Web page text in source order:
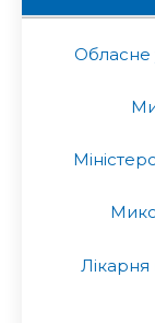
Обласне